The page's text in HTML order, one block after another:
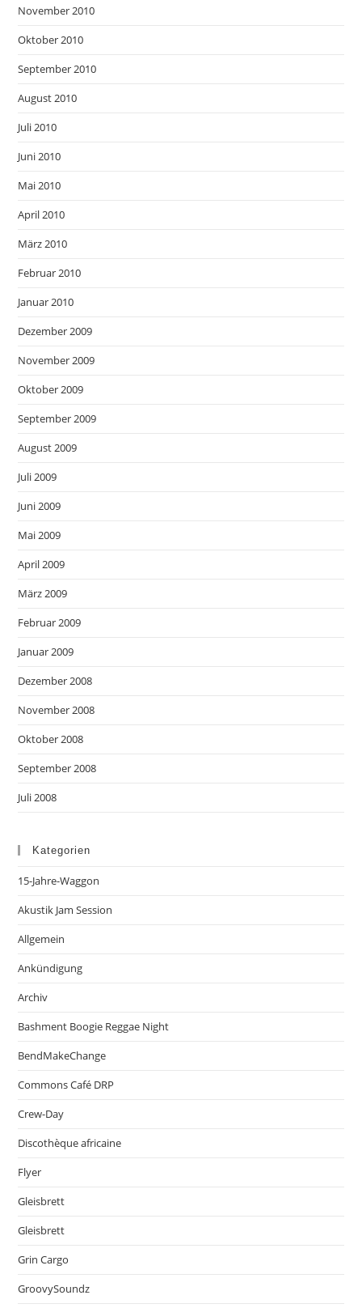
November 2010
Oktober 2010
September 2010
August 2010
Juli 2010
Juni 2010
Mai 2010
April 2010
März 2010
Februar 2010
Januar 2010
Dezember 2009
November 2009
Oktober 2009
September 2009
August 2009
Juli 2009
Juni 2009
Mai 2009
April 2009
März 2009
Februar 2009
Januar 2009
Dezember 2008
November 2008
Oktober 2008
September 2008
Juli 2008
Kategorien
15-Jahre-Waggon
Akustik Jam Session
Allgemein
Ankündigung
Archiv
Bashment Boogie Reggae Night
BendMakeChange
Commons Café DRP
Crew-Day
Discothèque africaine
Flyer
Gleisbrett
Gleisbrett
Grin Cargo
GroovySoundz